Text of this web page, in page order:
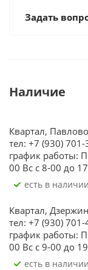
Задать
Наличие
Квартал,
тел: +7 (930) 701-
график работы:
00 Вс с 8-00 до
Есть в наличии
Квартал,
тел: +7 (930) 701-
график работы:
00 Вс с 9-00 до
Есть в наличии